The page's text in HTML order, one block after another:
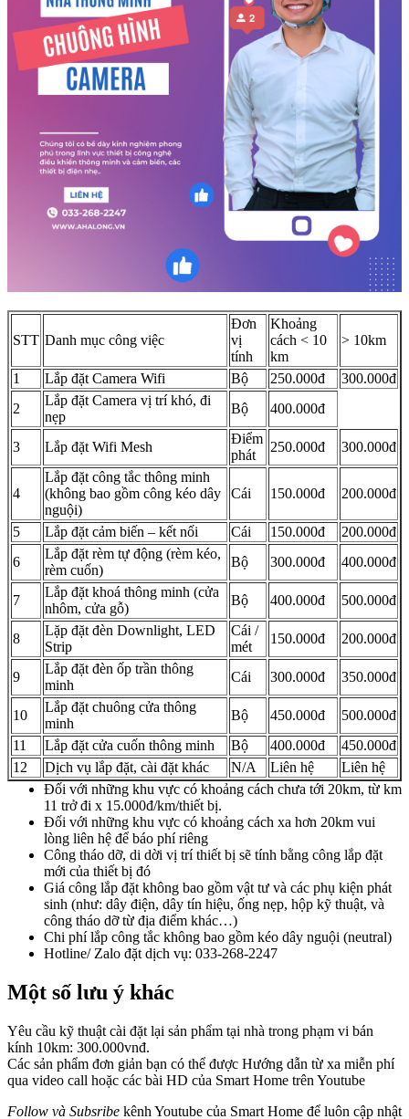
STT Danh mục công việc
Đơn
vị
tính
Khoảng
cách < 10
km
> 10km
1 Lắp đặt Camera Wifi Bộ 250.000đ
300.000đ
2
Lắp đặt Camera vị trí khó, đi
nẹp
Bộ 400.000đ
3 Lắp đặt Wifi Mesh
Điểm
phát
250.000đ 300.000đ
4
Lắp đặt công tắc thông minh
(không bao gồm công kéo dây
nguội)
Cái 150.000đ 200.000đ
5 Lắp đặt cảm biến – kết nối Cái 150.000đ
200.000đ
6
Lắp đặt rèm tự động (rèm kéo,
rèm cuốn)
Bộ 300.000đ 400.000đ
7
Lắp đặt khoá thông minh (cửa
nhôm, cửa gỗ)
Bộ 400.000đ 500.000đ
8
Lặp đặt đèn Downlight, LED
Strip
Cái /
mét
150.000đ 200.000đ
9
Lắp đặt đèn ốp trần thông
minh
Cái 300.000đ 350.000đ
10
Lắp đặt chuông cửa thông
minh
Bộ 450.000đ
500.000đ
11
Lắp đặt cửa cuốn thông minh Bộ 400.000đ
450.000đ
12
Dịch vụ lắp đặt, cài đặt khác N/A Liên hệ
Liên hệ
Đối với những khu vực có khoảng cách chưa tới 20km, từ km
11 trở đi x 15.000đ/km/thiết bị.
Đối với những khu vực có khoảng cách xa hơn 20km vui
lòng liên hệ để báo phí riêng
Công tháo dỡ, di dời vị trí thiết bị sẽ tính bằng công lắp đặt
mới của thiết bị đó
Giá công lắp đặt không bao gồm vật tư và các phụ kiện phát
sinh (như: dây điện, dây tín hiệu, ống nẹp, hộp kỹ thuật, và
công tháo dỡ từ địa điểm khác…)
Chi phí lắp công tắc không bao gồm kéo dây nguội (neutral)
Hotline/ Zalo đặt dịch vụ: 033-268-2247
Một số lưu ý khác
Yêu cầu kỹ thuật cài đặt lại sản phẩm tại nhà trong phạm vi bán
kính 10km: 300.000vnđ.
Các sản phẩm đơn giản bạn có thể được Hướng dẫn từ xa miễn phí
qua video call hoặc các bài HD của Smart Home trên Youtube
Follow và Subsribe kênh Youtube của Smart Home để luôn cập nhật